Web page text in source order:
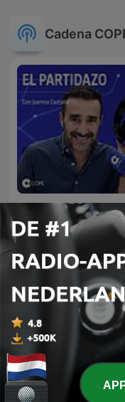
Cadena
El Partidazo de